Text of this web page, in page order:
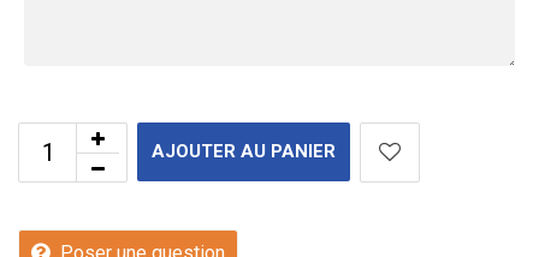
AJOUTER AU PANIER